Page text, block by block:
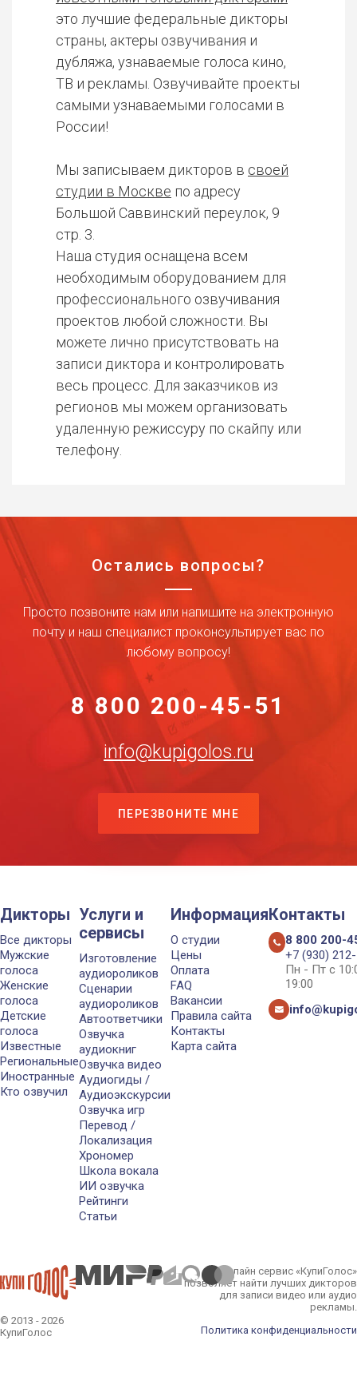
это лучшие федеральные дикторы
страны, актеры озвучивания и
дубляжа, узнаваемые голоса кино,
ТВ и рекламы. Озвучивайте проекты
самыми узнаваемыми голосами в
России!
Мы записываем дикторов в своей
студии в Москве по адресу
Большой Саввинский переулок, 9
стр. 3.
Наша студия оснащена всем
необходимым оборудованием для
профессионального озвучивания
проектов любой сложности. Вы
можете лично присутствовать на
записи диктора и контролировать
весь процесс. Для заказчиков из
регионов мы можем организовать
удаленную режиссуру по скайпу или
телефону.
Остались вопросы?
Просто позвоните нам или напишите на электронную
почту и наш специалист проконсультирует вас по
любому вопросу!
8 800 200-45-51
info@kupigolos.ru
ПЕРЕЗВОНИТЕ МНЕ
Дикторы
Все дикторы
Мужские
голоса
Женские
голоса
Детские
голоса
Известные
Региональные
Иностранные
Кто озвучил
Услуги и
сервисы
Изготовление
аудиороликов
Сценарии
аудиороликов
Автоответчики
Озвучка
аудиокниг
Озвучка видео
Аудиогиды /
Аудиоэкскурсии
Озвучка игр
Перевод /
Локализация
Хрономер
Школа вокала
ИИ озвучка
Рейтинги
Статьи
Информация
О студии
Цены
Оплата
FAQ
Вакансии
Правила сайта
Контакты
Карта сайта
Контакты
8 800 200-
+7 (930)
Пн - Пт с
19:00
© 2013 - 2026
КупиГолос
Онлайн сервис «КупиГолос»
позволяет найти лучших дикторов
для записи видео или аудио
рекламы.
Политика конфиденциальности